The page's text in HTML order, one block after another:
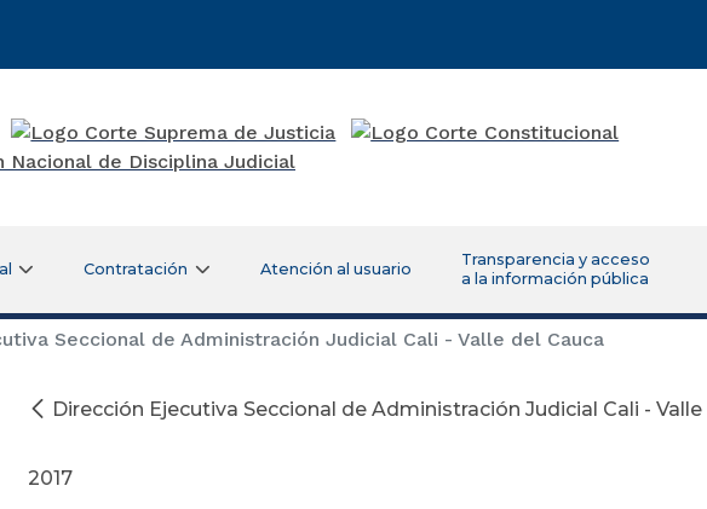
Contratación Atención al usuario
Transparencia y acceso
a la información pública
Seccional de Administración Judicial Cali - Valle del Cauca
Dirección Ejecutiva Seccional de Administración Judicial Cali - Valle
Septiembre
2017